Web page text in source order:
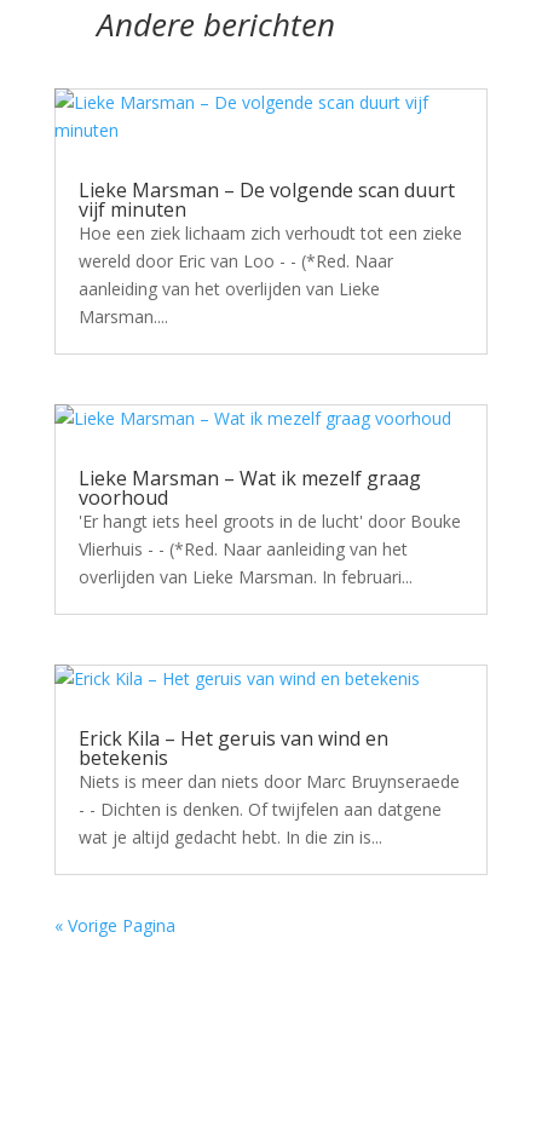
Andere berichten
Lieke Marsman – De volgende scan duurt
vijf minuten
Hoe een ziek lichaam zich verhoudt tot een zieke
wereld door Eric van Loo - - (*Red. Naar
aanleiding van het overlijden van Lieke
Marsman....
Lieke Marsman – Wat ik mezelf graag
voorhoud
'Er hangt iets heel groots in de lucht' door Bouke
Vlierhuis - - (*Red. Naar aanleiding van het
overlijden van Lieke Marsman. In februari...
Erick Kila – Het geruis van wind en
betekenis
Niets is meer dan niets door Marc Bruynseraede
- - Dichten is denken. Of twijfelen aan datgene
wat je altijd gedacht hebt. In die zin is...
« Vorige Pagina